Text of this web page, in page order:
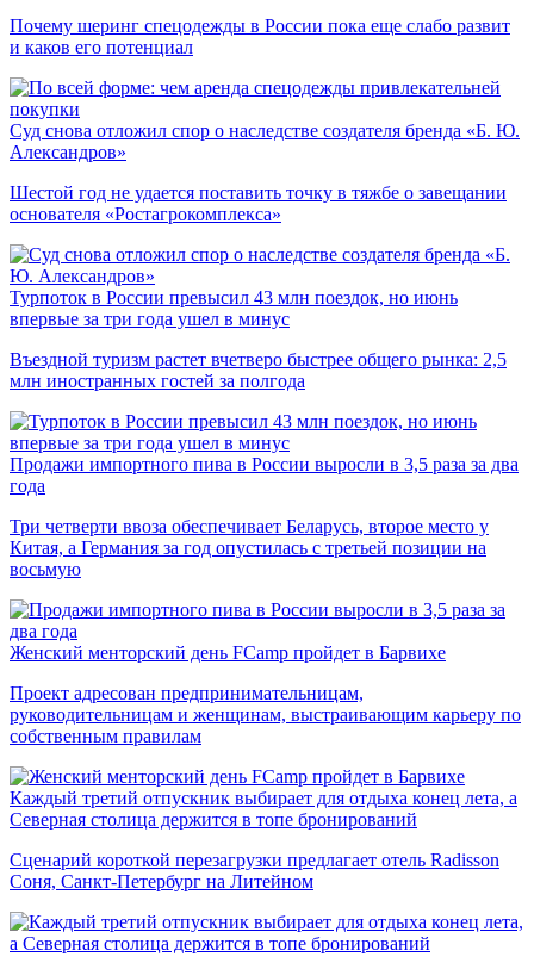
Почему шеринг спецодежды в России пока еще слабо развит
и каков его потенциал
Суд снова отложил спор о наследстве создателя бренда «Б. Ю.
Александров»
Шестой год не удается поставить точку в тяжбе о завещании
основателя «Ростагрокомплекса»
Турпоток в России превысил 43 млн поездок, но июнь
впервые за три года ушел в минус
Въездной туризм растет вчетверо быстрее общего рынка: 2,5
млн иностранных гостей за полгода
Продажи импортного пива в России выросли в 3,5 раза за два
года
Три четверти ввоза обеспечивает Беларусь, второе место у
Китая, а Германия за год опустилась с третьей позиции на
восьмую
Женский менторский день FCamp пройдет в Барвихе
Проект адресован предпринимательницам,
руководительницам и женщинам, выстраивающим карьеру по
собственным правилам
Каждый третий отпускник выбирает для отдыха конец лета, а
Северная столица держится в топе бронирований
Сценарий короткой перезагрузки предлагает отель Radisson
Соня, Санкт-Петербург на Литейном